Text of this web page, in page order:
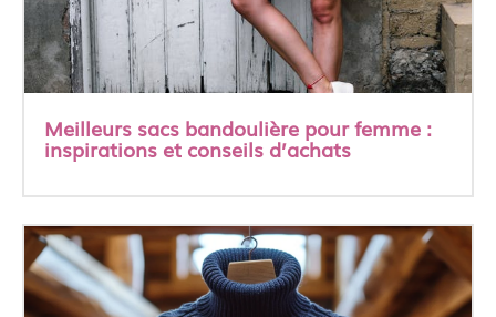
Meilleurs sacs bandoulière pour femme :
inspirations et conseils d’achats